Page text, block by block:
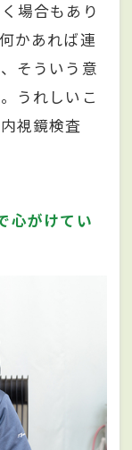
場合もあり
かあれば連
そういう意
うれしいこ
視鏡検査
心がけてい